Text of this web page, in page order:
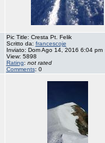
Pic Title: Cresta Pt. Felik
Scritto da: francescoje
Inviato: Dom Ago 14, 2016 6:04 pm
View: 5898
Rating: not rated
Comments: 0